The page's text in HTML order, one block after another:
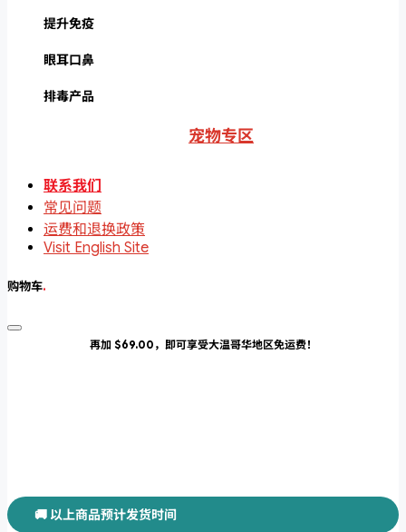
提升免疫
眼耳口鼻
排毒产品
宠物专区
联系我们
常见问题
运费和退换政策
Visit English Site
购物车.
再加 $69.00，即可享受大温哥华地区免运费！
🚚 以上商品预计发货时间